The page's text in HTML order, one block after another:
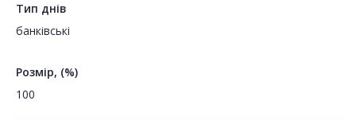
Тип днів
банківські
Розмір, (%)
100